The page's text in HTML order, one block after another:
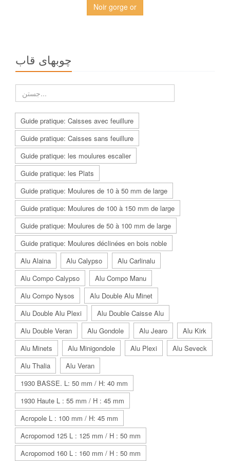
Noir gorge or
چوبهاى قاب
Guide pratique: Caisses avec feuillure
Guide pratique: Caisses sans feuillure
Guide pratique: les moulures escalier
Guide pratique: les Plats
Guide pratique: Moulures de 10 à 50 mm de large
Guide pratique: Moulures de 100 à 150 mm de large
Guide pratique: Moulures de 50 à 100 mm de large
Guide pratique: Moulures déclinées en bois noble
Alu Alaina
Alu Calypso
Alu Carlinalu
Alu Compo Calypso
Alu Compo Manu
Alu Compo Nysos
Alu Double Alu Minet
Alu Double Alu Plexi
Alu Double Caisse Alu
Alu Double Veran
Alu Gondole Alu Jearo
Alu Kirk
Alu Minets
Alu Minigondole Alu Plexi
Alu Seveck
Alu Thalia
Alu Veran
1930 BASSE. L: 50 mm / H: 40 mm
1930 Haute L : 55 mm / H : 45 mm
Acropole L : 100 mm / H: 45 mm
Acropomod 125 L : 125 mm / H : 50 mm
Acropomod 160 L : 160 mm / H : 50 mm